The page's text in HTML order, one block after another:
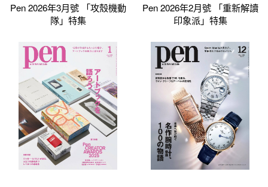
Pen 2026年3月號 「攻殼機動
隊」特集
Pen 2026年2月號 「重新解讀
印象派」特集